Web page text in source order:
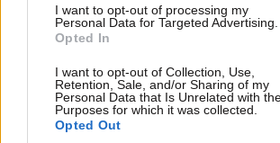
I want to opt-out of processing my
Personal Data for Targeted Advertising.
Opted In
I want to opt-out of Collection, Use,
Retention, Sale, and/or Sharing of my
Personal Data that Is Unrelated with
Purposes for which it was collected.
Opted Out
ηθοποιός.